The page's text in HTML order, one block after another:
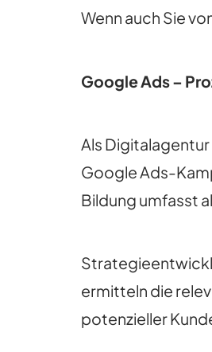
Wenn auch Sie
Google Ads –
Als
Google Ads-
Bildung umfasst
ermitteln die
potenzieller